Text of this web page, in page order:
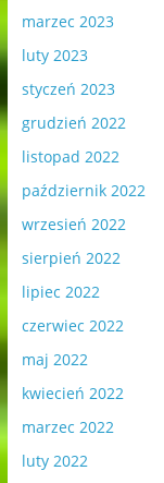
marzec 2023
luty 2023
styczeń 2023
grudzień 2022
listopad 2022
październik 2022
wrzesień 2022
sierpień 2022
lipiec 2022
czerwiec 2022
maj 2022
kwiecień 2022
marzec 2022
luty 2022